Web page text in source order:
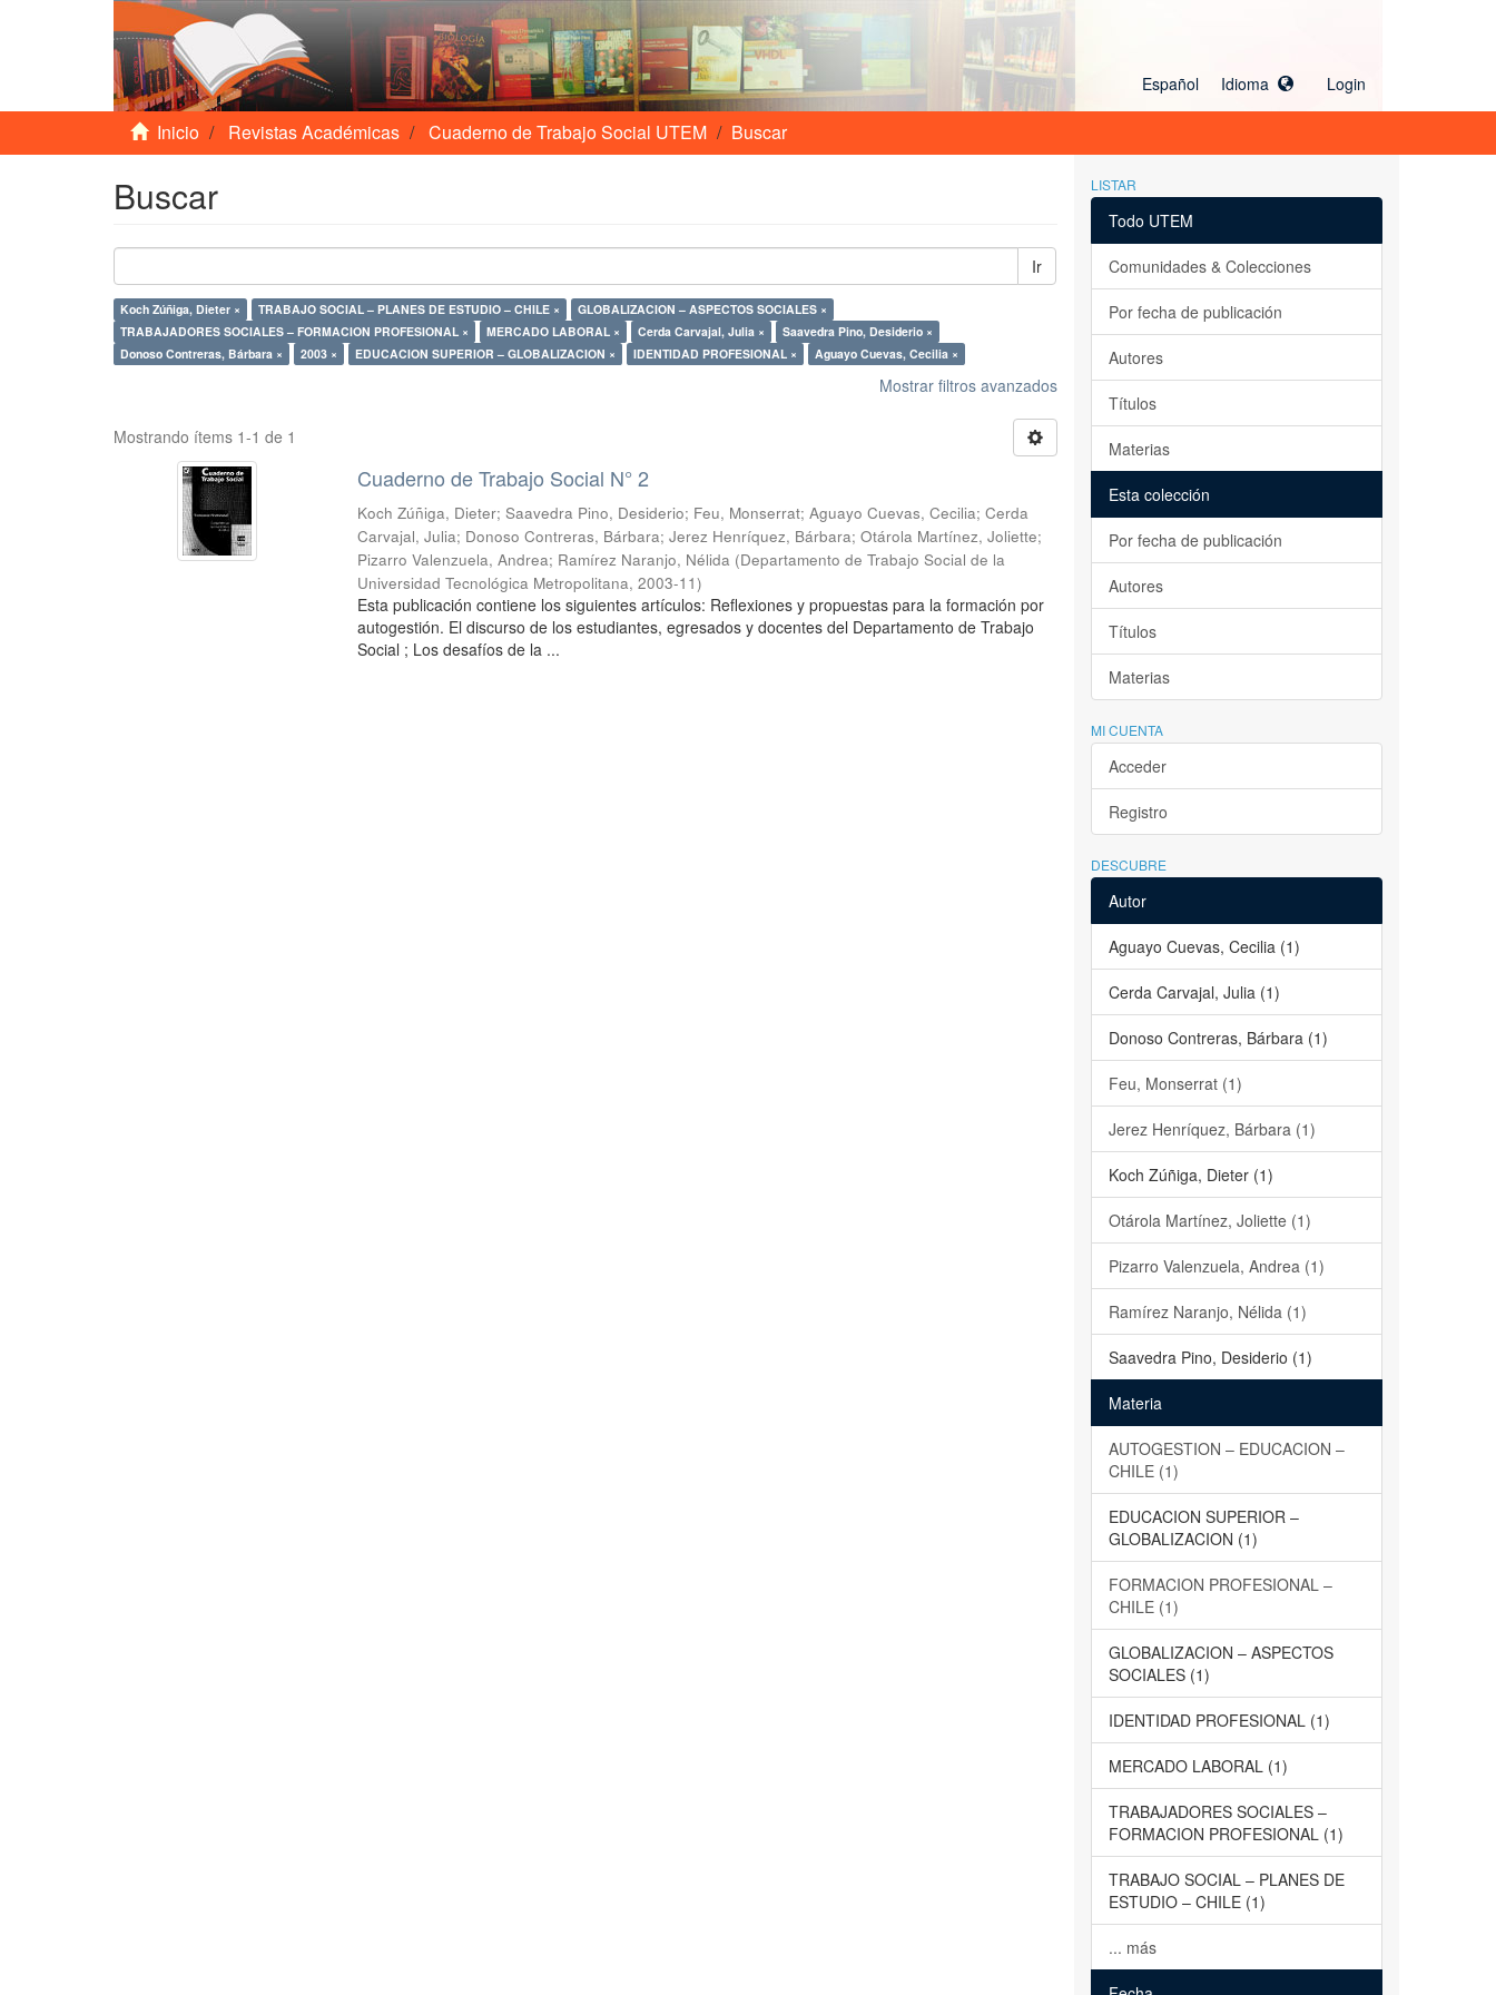
Español Idioma Login
Inicio Revistas Académicas Cuaderno de Trabajo Social UTEM Buscar
Buscar
Ir
Koch Zúñiga, Dieter × TRABAJO SOCIAL – PLANES DE ESTUDIO – CHILE ×
GLOBALIZACION – ASPECTOS SOCIALES ×
TRABAJADORES SOCIALES – FORMACION PROFESIONAL ×
MERCADO LABORAL × Cerda Carvajal, Julia ×
Saavedra Pino, Desiderio ×
Donoso Contreras, Bárbara ×
2003 × EDUCACION SUPERIOR – GLOBALIZACION × IDENTIDAD PROFESIONAL × Aguayo Cuevas, Cecilia ×
Mostrar filtros avanzados
Mostrando ítems 1-1 de 1
Cuaderno de Trabajo Social N° 2
Koch Zúñiga, Dieter;Saavedra Pino, Desiderio; Feu, Monserrat;Aguayo Cuevas, Cecilia;Cerda
Carvajal, Julia; Donoso Contreras, Bárbara;Jerez Henríquez, Bárbara;Otárola Martínez, Joliette;
Pizarro Valenzuela, Andrea; Ramírez Naranjo, Nélida (Departamento de Trabajo Social de la
Universidad Tecnológica Metropolitana,2003-11)
Esta publicación contiene los siguientes artículos: Reflexiones y propuestas para la formación por
autogestión. El discurso de los estudiantes, egresados y docentes del Departamento de Trabajo
Social ; Los desafíos de la ...
LISTAR
Todo UTEM
Comunidades & Colecciones
Por fecha de publicación
Autores
Títulos
Materias
Esta colección
Por fecha de publicación
Autores
Títulos
Materias
MI CUENTA
Acceder
Registro
DESCUBRE
Autor
Aguayo Cuevas, Cecilia (1)
Cerda Carvajal, Julia (1)
Donoso Contreras, Bárbara (1)
Feu, Monserrat (1)
Jerez Henríquez, Bárbara (1)
Koch Zúñiga, Dieter (1)
Otárola Martínez, Joliette (1)
Pizarro Valenzuela, Andrea (1)
Ramírez Naranjo, Nélida (1)
Saavedra Pino, Desiderio (1)
Materia
AUTOGESTION – EDUCACION –
CHILE (1)
EDUCACION SUPERIOR –
GLOBALIZACION (1)
FORMACION PROFESIONAL –
CHILE (1)
GLOBALIZACION – ASPECTOS
SOCIALES (1)
IDENTIDAD PROFESIONAL (1)
MERCADO LABORAL (1)
TRABAJADORES SOCIALES –
FORMACION PROFESIONAL (1)
TRABAJO SOCIAL – PLANES DE
ESTUDIO – CHILE (1)
... más